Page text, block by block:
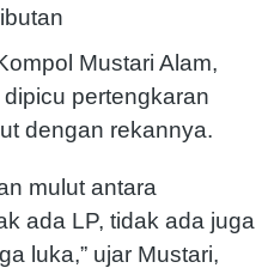
Mustari Alam,
pertengkaran
dengan rekannya.
mulut antara
ada LP, tidak ada juga
luka,” ujar Mustari,